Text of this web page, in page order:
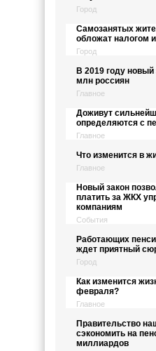
Город
Самозанятых
обложат налогом
Город
В 2019 году новый
млн россиян
Главное
Доживут
определяются с
Главное
Что изменится в
Главное
Новый закон
платить за ЖКХ
компаниям
События
Работающих
ждет приятный
Город
Как изменится
февраля?
Главное
Правительство
сэкономить на
миллиардов